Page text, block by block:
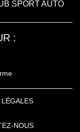
SPORT AUTO
:
NOUS